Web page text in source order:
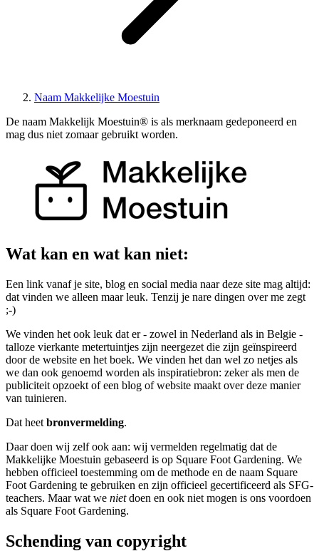
Naam Makkelijke Moestuin
De naam Makkelijk Moestuin® is als merknaam gedeponeerd en
mag dus niet zomaar gebruikt worden.
Wat kan en wat kan niet:
Een link vanaf je site, blog en social media naar deze site mag altijd:
dat vinden we alleen maar leuk. Tenzij je nare dingen over me zegt
;-)
We vinden het ook leuk dat er - zowel in Nederland als in Belgie -
talloze vierkante metertuintjes zijn neergezet die zijn geïnspireerd
door de website en het boek. We vinden het dan wel zo netjes als
we dan ook genoemd worden als inspiratiebron: zeker als men de
publiciteit opzoekt of een blog of website maakt over deze manier
van tuinieren.
Dat heet bronvermelding.
Daar doen wij zelf ook aan: wij vermelden regelmatig dat de
Makkelijke Moestuin gebaseerd is op Square Foot Gardening. We
hebben officieel toestemming om de methode en de naam Square
Foot Gardening te gebruiken en zijn officieel gecertificeerd als SFG-
teachers. Maar wat we nietdoen en ook niet mogen is ons voordoen
als Square Foot Gardening.
Schending van copyright